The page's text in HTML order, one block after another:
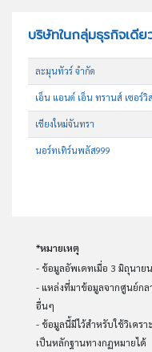
บริษัทในกลุ่มธุรกิจเดี
ละมุนทัวร์ จำกัด
เอ็น แอนด์ เอ็น ทรานส์ เซอร์วิ
เชียงใหม่จันทรา
นอร์ทเทิร์นพลัส999
*หมายเหตุ
- ข้อมูลอัพเดทเมื่อ 3 มิถุนาย
- แหล่งที่มาข้อมูลจากศูนย์ก
อื่นๆ
- ข้อมูลนี้มีไว้สำหรับใช้วิเครา
เป็นหลักฐานทางกฏหมายได้